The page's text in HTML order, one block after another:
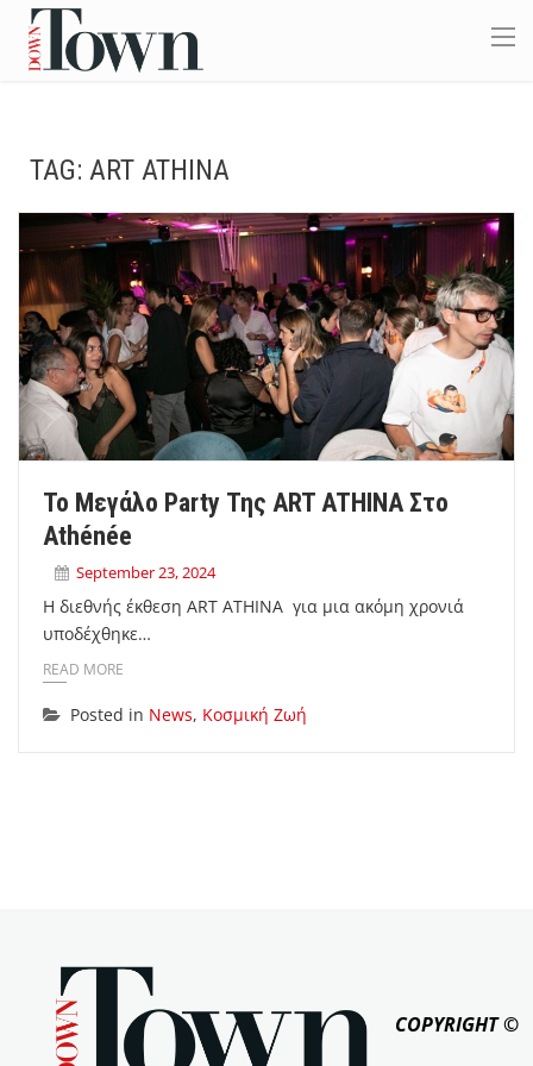
TAG: ART ATHINA
Το Μεγάλο Party Της ART ATHINA Στο
Athénée
September 23, 2024
Η διεθνής έκθεση ART ATHINA για μια ακόμη χρονιά
υποδέχθηκε…
READ MORE
Posted in News, Κοσμική Ζωή
COPYRIGHT ©